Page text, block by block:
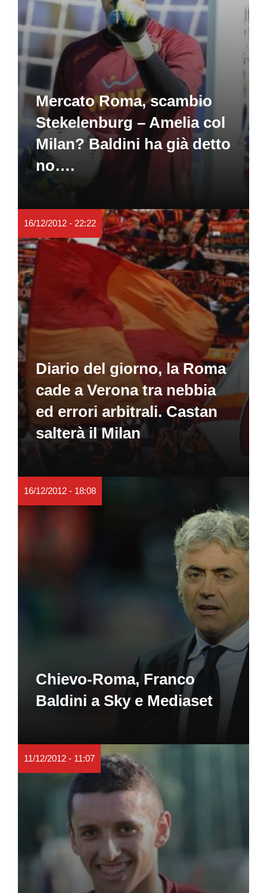
Mercato Roma, scambio
Stekelenburg – Amelia col
Milan? Baldini ha già detto
no….
16/12/2012 - 22:22
Diario del giorno, la Roma
cade a Verona tra nebbia
ed errori arbitrali. Castan
salterà il Milan
16/12/2012 - 18:08
Chievo-Roma, Franco
Baldini a Sky e Mediaset
11/12/2012 - 11:07